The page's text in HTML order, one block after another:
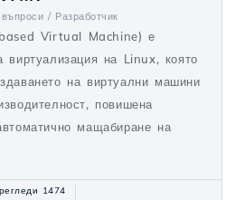
/ Разработчик
Virtual Machine) е
виртуализация на Linux, която
на виртуални машини
повишена
мащабиране на
1474